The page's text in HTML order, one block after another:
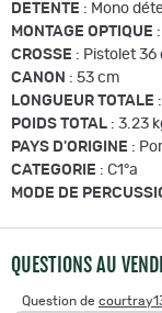
DETENTE : Mono
MONTAGE OPTIQUE
CROSSE : Pistolet 36
CANON : 53 cm
LONGUEUR TOTALE
POIDS TOTAL : 3.23
PAYS D'ORIGINE :
CATEGORIE : C1°a
MODE DE
QUESTIONS AU
Question de